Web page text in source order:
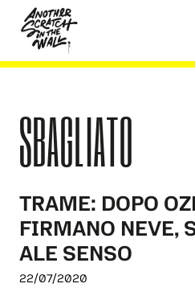
content
SBAGLIATO
TRAME: DOPO
FIRMANO NEVE,
ALE SENSO
22/07/2020